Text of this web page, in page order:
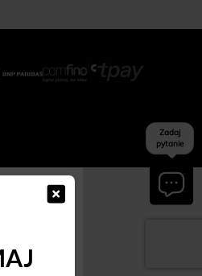
Zadaj
pytanie